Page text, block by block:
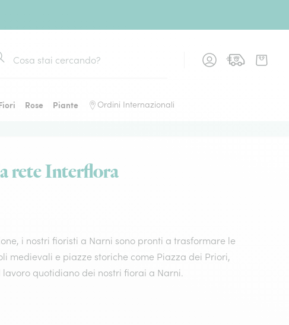
Rose Piante Ordini Internazionali
rete Interflora
i nostri fioristi a Narni sono pronti a trasformare le
medievali e piazze storiche come Piazza dei Priori,
quotidiano dei nostri fiorai a Narni.